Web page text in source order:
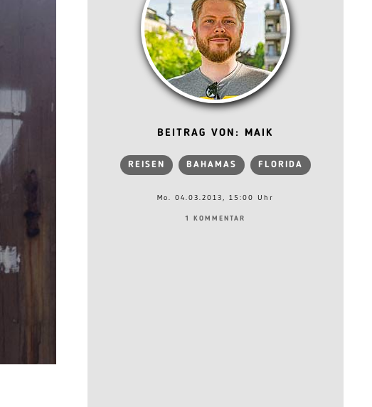
BEITRAG VON: MAIK
REISEN BAHAMAS FLORIDA
Mo. 04.03.2013, 15:00 Uhr
1 KOMMENTAR